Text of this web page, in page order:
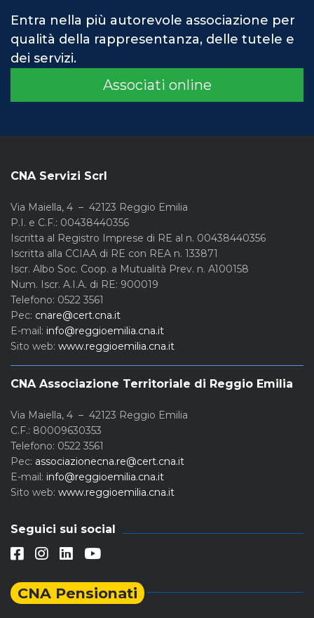
Entra nella più autorevole associazione per
qualità della rappresentanza, delle tutele e
dei servizi.
Associati online
CNA Servizi Scrl
Via Maiella, 4 – 42123 Reggio Emilia
P.I. e C.F.: 00438440356
Iscritta al Registro Imprese di RE al n. 00438440356
Iscritta alla CCIAA di RE con REA n. 133871
Iscr. Albo Soc. Coop. a Mutualità Prev. n. A100158
Num. Iscr. A.I.A. di RE: 900019
Telefono: 0522 3561
Pec: cnare@cert.cna.it
E-mail: info@reggioemilia.cna.it
Sito web: www.reggioemilia.cna.it
CNA Associazione Territoriale di Reggio Emilia
Via Maiella, 4 – 42123 Reggio Emilia
C.F.: 80009630353
Telefono: 0522 3561
Pec: associazionecna.re@cert.cna.it
E-mail: info@reggioemilia.cna.it
Sito web: www.reggioemilia.cna.it
Seguici sui social
CNA Pensionati